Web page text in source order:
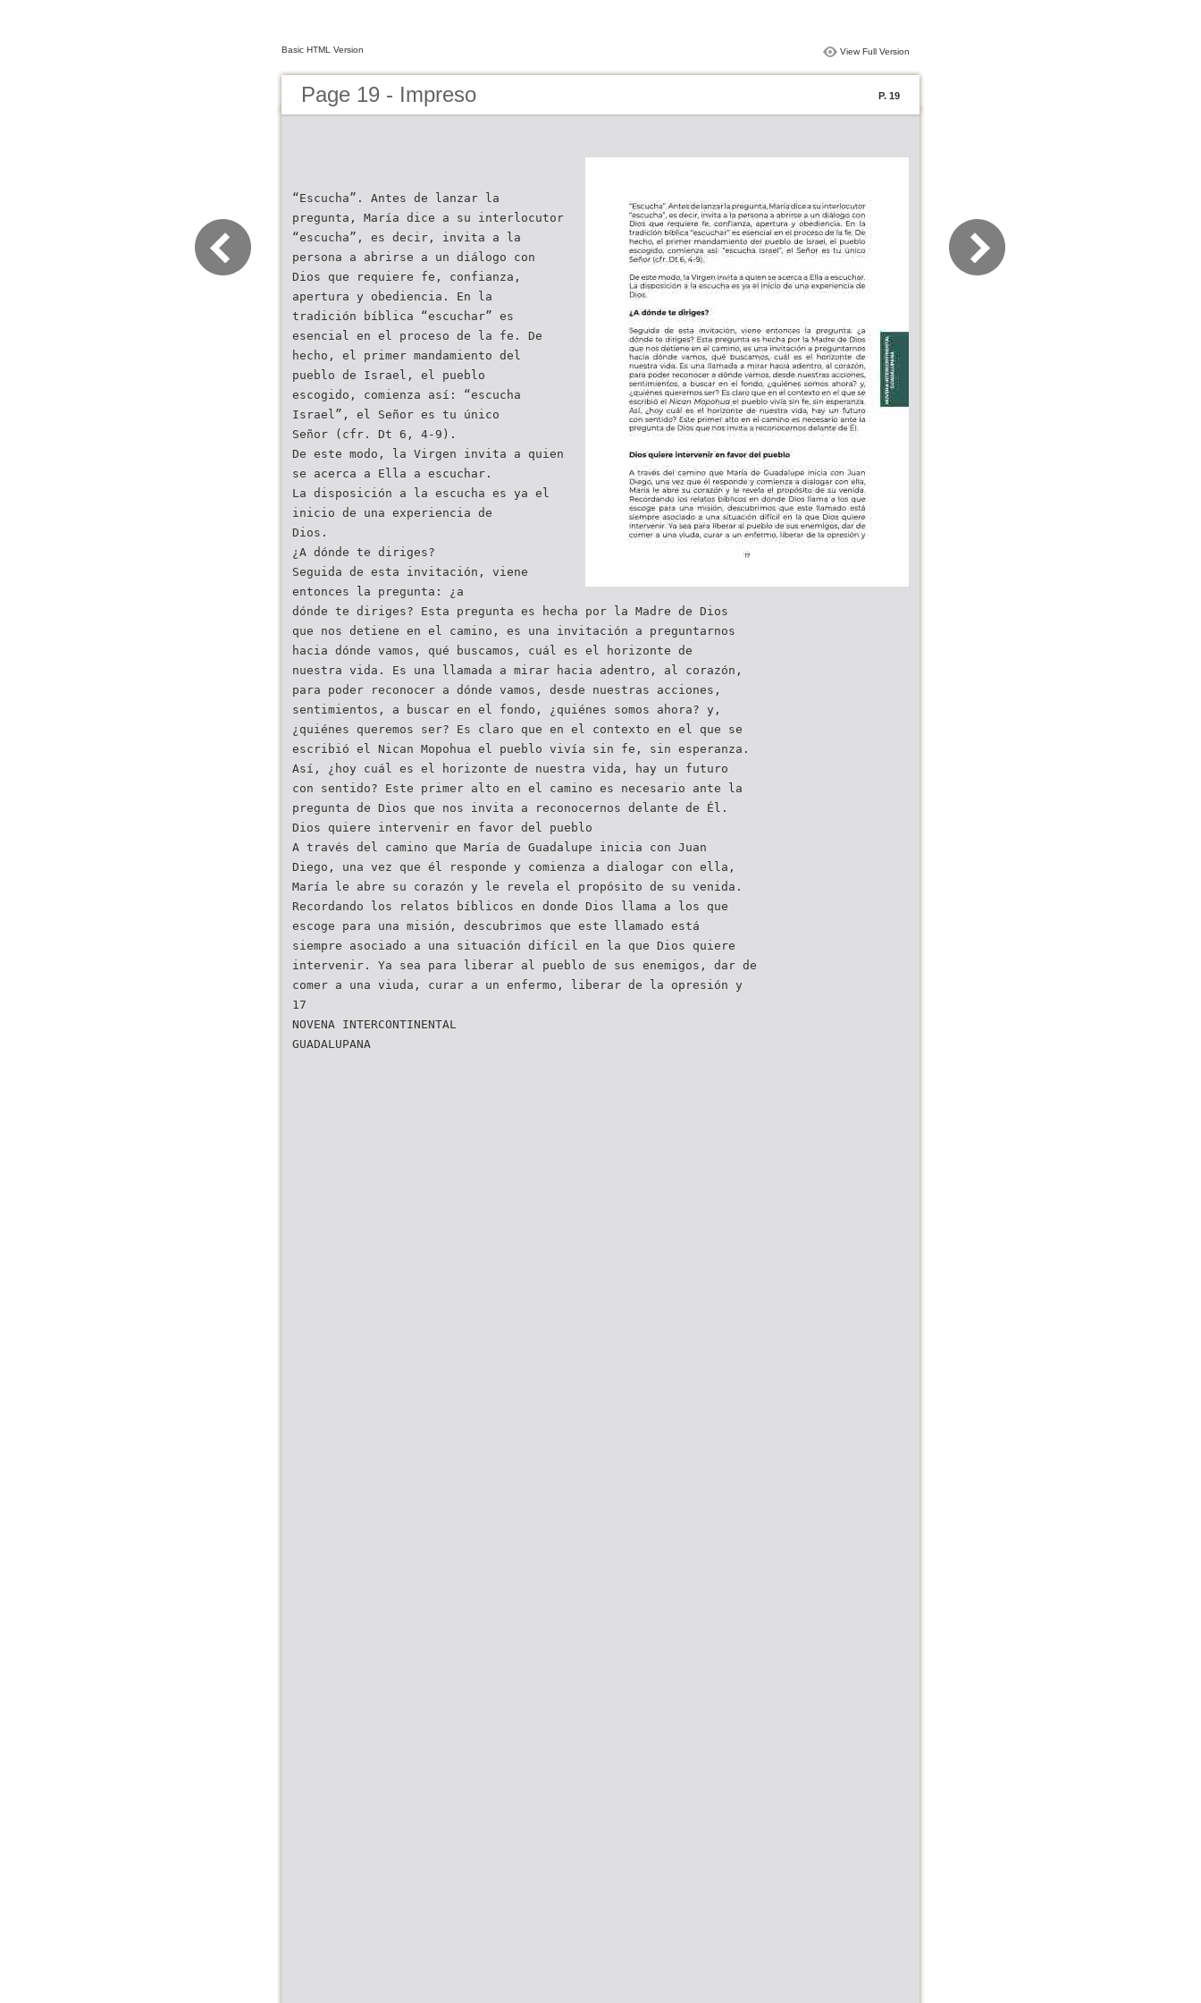
Basic HTML Version View Full Version
Page 19 - Impreso P. 19
“Escucha”. Antes de lanzar la
pregunta, María dice a su interlocutor
“escucha”, es decir, invita a la
persona a abrirse a un diálogo con
Dios que requiere fe, confianza,
apertura y obediencia. En la
tradición bíblica “escuchar” es
esencial en el proceso de la fe. De
hecho, el primer mandamiento del
pueblo de Israel, el pueblo
escogido, comienza así: “escucha
Israel”, el Señor es tu único
Señor (cfr. Dt 6, 4-9).
De este modo, la Virgen invita a quien
se acerca a Ella a escuchar.
La disposición a la escucha es ya el
inicio de una experiencia de
Dios.
¿A dónde te diriges?
Seguida de esta invitación, viene
entonces la pregunta: ¿a
dónde te diriges? Esta pregunta es hecha por la Madre de Dios
que nos detiene en el camino, es una invitación a preguntarnos
hacia dónde vamos, qué buscamos, cuál es el horizonte de
nuestra vida. Es una llamada a mirar hacia adentro, al corazón,
para poder reconocer a dónde vamos, desde nuestras acciones,
sentimientos, a buscar en el fondo, ¿quiénes somos ahora? y,
¿quiénes queremos ser? Es claro que en el contexto en el que se
escribió el Nican Mopohua el pueblo vivía sin fe, sin esperanza.
Así, ¿hoy cuál es el horizonte de nuestra vida, hay un futuro
con sentido? Este primer alto en el camino es necesario ante la
pregunta de Dios que nos invita a reconocernos delante de Él.
Dios quiere intervenir en favor del pueblo
A través del camino que María de Guadalupe inicia con Juan
Diego, una vez que él responde y comienza a dialogar con ella,
María le abre su corazón y le revela el propósito de su venida.
Recordando los relatos bíblicos en donde Dios llama a los que
escoge para una misión, descubrimos que este llamado está
siempre asociado a una situación difícil en la que Dios quiere
intervenir. Ya sea para liberar al pueblo de sus enemigos, dar de
comer a una viuda, curar a un enfermo, liberar de la opresión y
17
NOVENA INTERCONTINENTAL
GUADALUPANA